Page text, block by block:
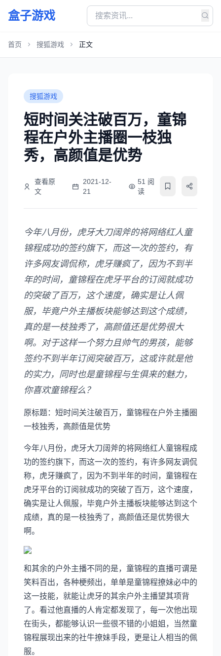
盒子游戏
首页 搜狐游戏 正文
搜狐游戏
短时间关注破百万，童锦
程在户外主播圈一枝独
秀，高颜值是优势
查看原
文
2021-12-
21
51 阅
读
今年八月份，虎牙大刀阔斧的将网络红人童
锦程成功的签约旗下，而这一次的签约，有
许多网友调侃称，虎牙赚疯了，因为不到半
年的时间，童锦程在虎牙平台的订阅就成功
的突破了百万，这个速度，确实是让人佩
服，毕竟户外主播板块能够达到这个成绩，
真的是一枝独秀了，高颜值还是优势很大
啊。对于这样一个努力且帅气的男孩，能够
签约不到半年订阅突破百万，这或许就是他
的实力，同时也是童锦程与生俱来的魅力，
你喜欢童锦程么？
原标题：短时间关注破百万，童锦程在户外主播圈
一枝独秀，高颜值是优势
今年八月份，虎牙大刀阔斧的将网络红人童锦程成
功的签约旗下，而这一次的签约，有许多网友调侃
称，虎牙赚疯了，因为不到半年的时间，童锦程在
虎牙平台的订阅就成功的突破了百万，这个速度，
确实是让人佩服，毕竟户外主播板块能够达到这个
成绩，真的是一枝独秀了，高颜值还是优势很大
啊。
和其余的户外主播不同的是，童锦程的直播可谓是
笑料百出，各种梗频出，单单是童锦程撩妹必中的
这一技能，就能让虎牙的其余户外主播望其项背
了。看过他直播的人肯定都发现了，每一次他出现
在街头，都能够认识一些很不错的小姐姐，当然童
锦程展现出来的社牛撩妹手段，更是让人相当的佩
服。